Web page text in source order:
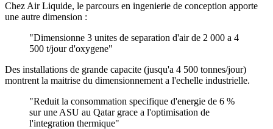
Chez Air Liquide, le parcours en ingenierie de conception apporte
une autre dimension :
"Dimensionne 3 unites de separation d'air de 2 000 a 4
500 t/jour d'oxygene"
Des installations de grande capacite (jusqu'a 4 500 tonnes/jour)
montrent la maitrise du dimensionnement a l'echelle industrielle.
"Reduit la consommation specifique d'energie de 6 %
sur une ASU au Qatar grace a l'optimisation de
l'integration thermique"